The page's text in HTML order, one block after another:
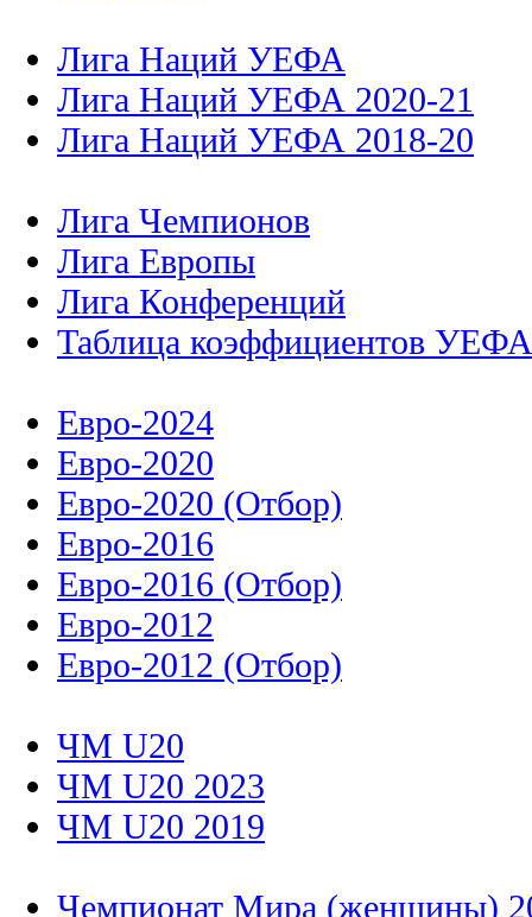
Лига Наций УЕФА
Лига Наций УЕФА 2020-21
Лига Наций УЕФА 2018-20
Лига Чемпионов
Лига Европы
Лига Конференций
Таблица коэффициентов УЕФА
Евро-2024
Евро-2020
Евро-2020 (Отбор)
Евро-2016
Евро-2016 (Отбор)
Евро-2012
Евро-2012 (Отбор)
ЧМ U20
ЧМ U20 2023
ЧМ U20 2019
Чемпионат Мира (женщины)